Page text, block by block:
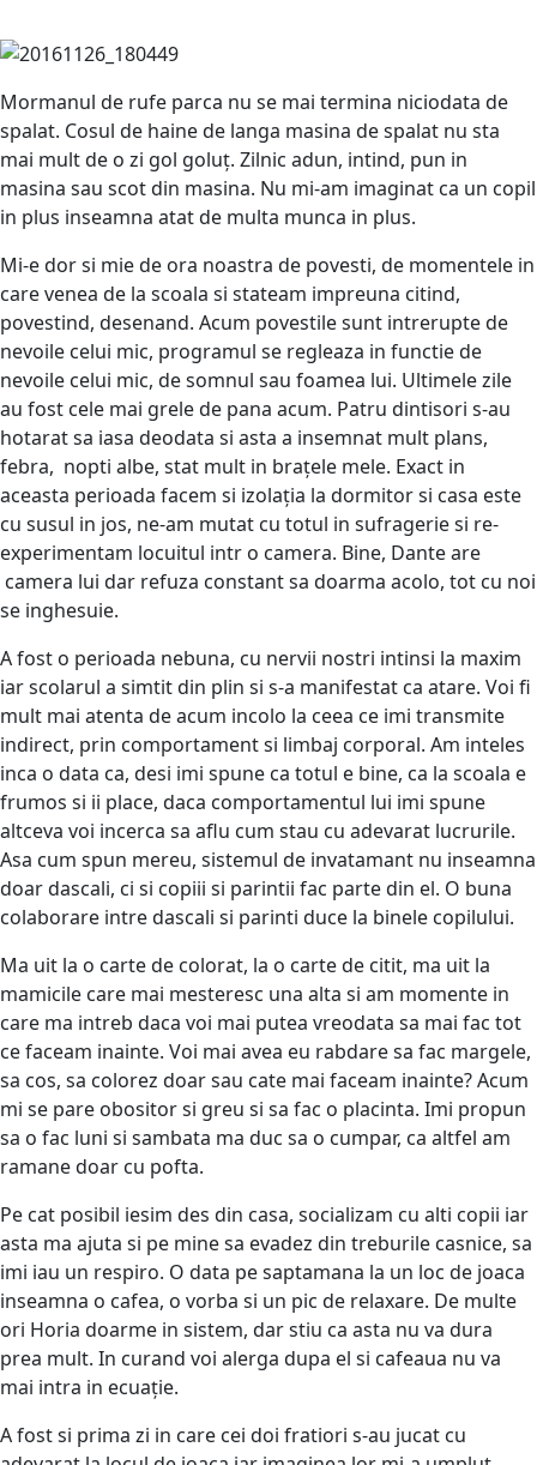
Mormanul de rufe parca nu se mai termina niciodata de
spalat. Cosul de haine de langa masina de spalat nu sta
mai mult de o zi gol goluț. Zilnic adun, intind, pun in
masina sau scot din masina. Nu mi-am imaginat ca un copil
in plus inseamna atat de multa munca in plus.
Mi-e dor si mie de ora noastra de povesti, de momentele in
care venea de la scoala si stateam impreuna citind,
povestind, desenand. Acum povestile sunt intrerupte de
nevoile celui mic, programul se regleaza in functie de
nevoile celui mic, de somnul sau foamea lui. Ultimele zile
au fost cele mai grele de pana acum. Patru dintisori s-au
hotarat sa iasa deodata si asta a insemnat mult plans,
febra, nopti albe, stat mult in brațele mele. Exact in
aceasta perioada facem si izolația la dormitor si casa este
cu susul in jos, ne-am mutat cu totul in sufragerie si re-
experimentam locuitul intr o camera. Bine, Dante are
camera lui dar refuza constant sa doarma acolo, tot cu noi
se inghesuie.
A fost o perioada nebuna, cu nervii nostri intinsi la maxim
iar scolarul a simtit din plin si s-a manifestat ca atare. Voi fi
mult mai atenta de acum incolo la ceea ce imi transmite
indirect, prin comportament si limbaj corporal. Am inteles
inca o data ca, desi imi spune ca totul e bine, ca la scoala e
frumos si ii place, daca comportamentul lui imi spune
altceva voi incerca sa aflu cum stau cu adevarat lucrurile.
Asa cum spun mereu, sistemul de invatamant nu inseamna
doar dascali, ci si copiii si parintii fac parte din el. O buna
colaborare intre dascali si parinti duce la binele copilului.
Ma uit la o carte de colorat, la o carte de citit, ma uit la
mamicile care mai mesteresc una alta si am momente in
care ma intreb daca voi mai putea vreodata sa mai fac tot
ce faceam inainte. Voi mai avea eu rabdare sa fac margele,
sa cos, sa colorez doar sau cate mai faceam inainte? Acum
mi se pare obositor si greu si sa fac o placinta. Imi propun
sa o fac luni si sambata ma duc sa o cumpar, ca altfel am
ramane doar cu pofta.
Pe cat posibil iesim des din casa, socializam cu alti copii iar
asta ma ajuta si pe mine sa evadez din treburile casnice, sa
imi iau un respiro. O data pe saptamana la un loc de joaca
inseamna o cafea, o vorba si un pic de relaxare. De multe
ori Horia doarme in sistem, dar stiu ca asta nu va dura
prea mult. In curand voi alerga dupa el si cafeaua nu va
mai intra in ecuație.
A fost si prima zi in care cei doi fratiori s-au jucat cu